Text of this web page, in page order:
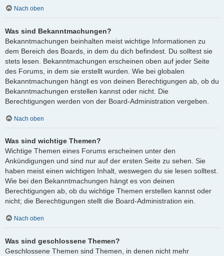
Nach oben
Was sind Bekanntmachungen?
Bekanntmachungen beinhalten meist wichtige Informationen zu
dem Bereich des Boards, in dem du dich befindest. Du solltest sie
stets lesen. Bekanntmachungen erscheinen oben auf jeder Seite
des Forums, in dem sie erstellt wurden. Wie bei globalen
Bekanntmachungen hängt es von deinen Berechtigungen ab, ob du
Bekanntmachungen erstellen kannst oder nicht. Die
Berechtigungen werden von der Board-Administration vergeben.
Nach oben
Was sind wichtige Themen?
Wichtige Themen eines Forums erscheinen unter den
Ankündigungen und sind nur auf der ersten Seite zu sehen. Sie
haben meist einen wichtigen Inhalt, weswegen du sie lesen solltest.
Wie bei den Bekanntmachungen hängt es von deinen
Berechtigungen ab, ob du wichtige Themen erstellen kannst oder
nicht; die Berechtigungen stellt die Board-Administration ein.
Nach oben
Was sind geschlossene Themen?
Geschlossene Themen sind Themen, in denen nicht mehr